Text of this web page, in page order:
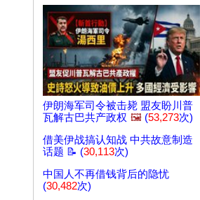
伊朗海军司令被击毙 盟友盼川普
瓦解古巴共产政权 🖼️ (53,273次)
借美伊战搞认知战 中共故意制造
话题 📝 (30,113次)
中国人不再借钱背后的隐忧
(30,482次)